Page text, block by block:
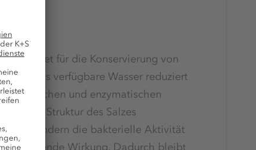
geeignet für die Konservierung von
wird das verfügbare Wasser reduziert
und enzymatischen
in der Struktur des Salzes
behindern die bakterielle Aktivität
Wirkung. Dadurch bleibt